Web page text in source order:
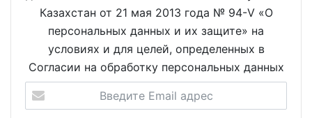
Казахстан от 21 мая 2013 года № 94-V «О
персональных данных и их защите» на
условиях и для целей, определенных в
Согласии на обработку персональных данных